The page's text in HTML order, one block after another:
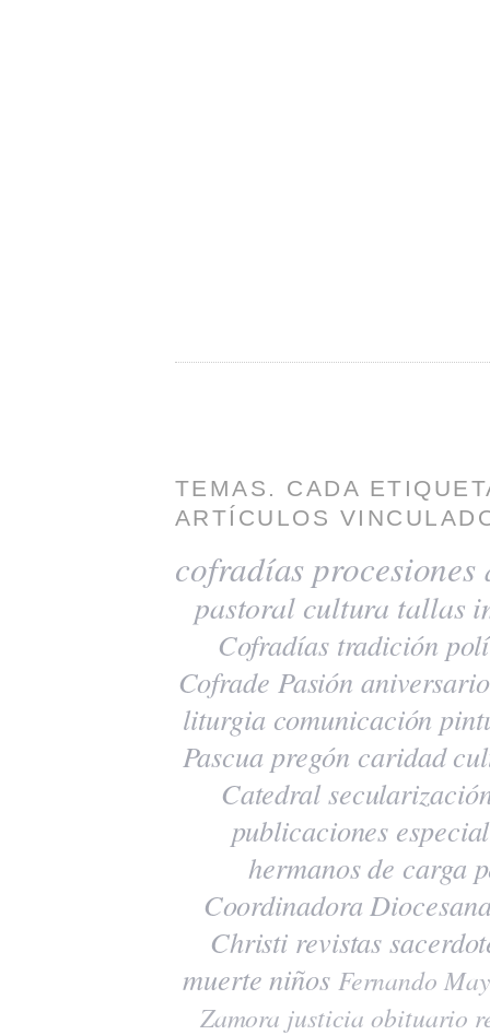
TEMAS. CADA
ARTÍCULOS
cofradías procesiones
pastoral cultura tallas
Cofradías tradición
Cofrade Pasión
liturgia comunicación
Pascua pregón caridad
Catedral
publicaciones
hermanos de carga
Coordinadora
Christi revistas
muerte niños Fernando
Zamora justicia obituario